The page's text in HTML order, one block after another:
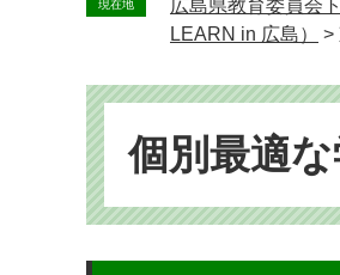
現在地 広島県教育委員会
LEARN in 広島）
>
個別最適